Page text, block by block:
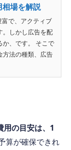
場を解説
で、アクティブ
。しかし広告を配
か、です。 そこで
方法の種類、広告
用の目安は、1
算が確保できれ